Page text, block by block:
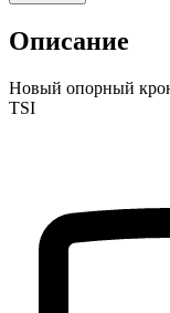
Описание
Новый опорный
TSI